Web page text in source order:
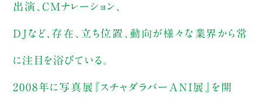
出演、CMナレーション、
DJなど、存在、立ち位置、動向が様々な業界から常
に注目を浴びている。
2008年に写真展『スチャダラパーANI展』を開